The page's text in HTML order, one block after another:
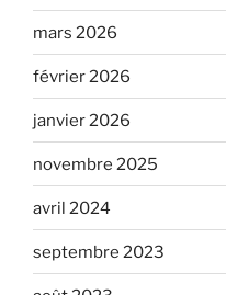
mars 2026
février 2026
janvier 2026
novembre 2025
avril 2024
septembre 2023